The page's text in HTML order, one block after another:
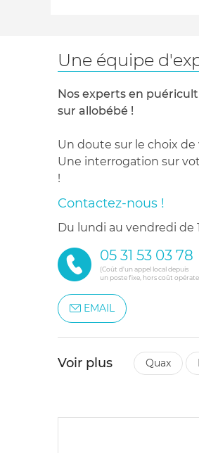
Une équipe
Nos experts en
sur allobébé !
Un doute sur le choix
Une interrogation sur
!
Contactez-nous !
du lundi au vendredi de
05 31 53 03 78
(Coût d'un appel local depuis
un poste fixe, hors coût
EMAIL
Voir plus quax